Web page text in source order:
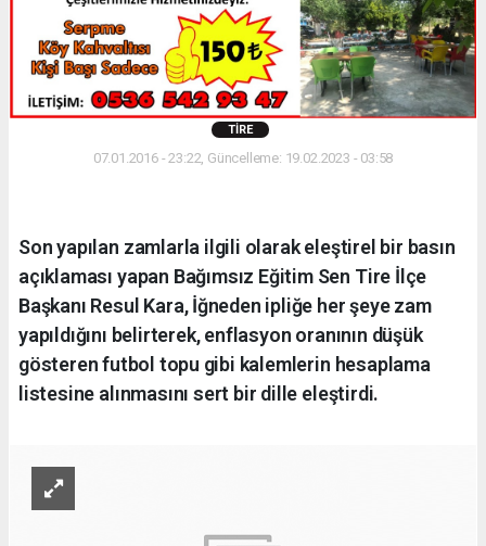
TIRE
07.01.2016 - 23:22, Güncelleme: 19.02.2023 - 03:58
Son yapılan zamlarla ilgili olarak eleştirel bir basın
açıklaması yapan Bağımsız Eğitim Sen Tire İlçe
Başkanı Resul Kara, İğneden ipliğe her şeye zam
yapıldığını belirterek, enflasyon oranının düşük
gösteren futbol topu gibi kalemlerin hesaplama
listesine alınmasını sert bir dille eleştirdi.